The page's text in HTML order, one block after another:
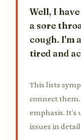
Well, I
a sore
cough. I'm
tired and
This lists
connect
emphasis. It's
issues in